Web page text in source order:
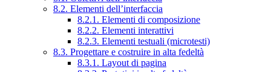
8.2. Elementi dell’interfaccia
8.2.1. Elementi di composizione
8.2.2. Elementi interattivi
8.2.3. Elementi testuali (microtesti)
8.3. Progettare e costruire in alta fedeltà
8.3.1. Layout di pagina